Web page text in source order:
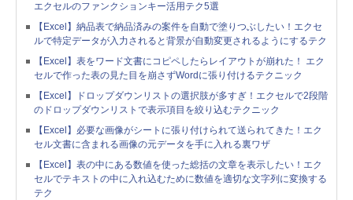
エクセルのファンクションキー活用テク5選
【Excel】納品表で納品済みの案件を自動で塗りつぶしたい！エクセ
ルで特定データが入力されると背景が自動変更されるようにするテク
【Excel】表をワード文書にコピペしたらレイアウトが崩れた！ エク
セルで作った表の見た目を崩さずWordに張り付けるテクニック
【Excel】ドロップダウンリストの選択肢が多すぎ！エクセルで2段階
のドロップダウンリストで表示項目を絞り込むテクニック
【Excel】必要な画像がシートに張り付けられて送られてきた！エク
セル文書に含まれる画像の元データを手に入れる裏ワザ
【Excel】表の中にある数値を使った総括の文章を表示したい！エク
セルでテキストの中に入れ込むために数値を適切な文字列に変換する
テク